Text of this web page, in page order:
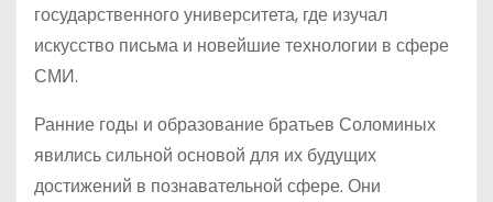
государственного университета, где изучал
искусство письма и новейшие технологии в сфере
СМИ.
Ранние годы и образование братьев Соломиных
явились сильной основой для их будущих
достижений в познавательной сфере. Они